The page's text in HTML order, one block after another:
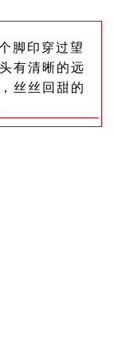
脚印穿过望
有清晰的远
丝丝回甜的